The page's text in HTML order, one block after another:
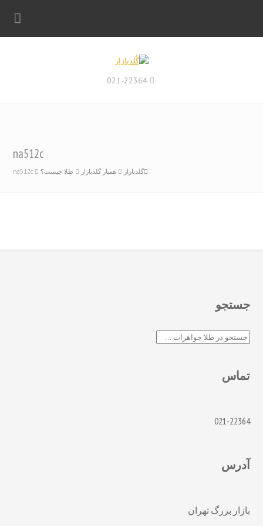
na512c
گلدبازار همیار گلدبازار طلا چیست؟ na512c
جستجو
جستجو
تماس
021-22364
آدرس
بازار بزرگ تهران